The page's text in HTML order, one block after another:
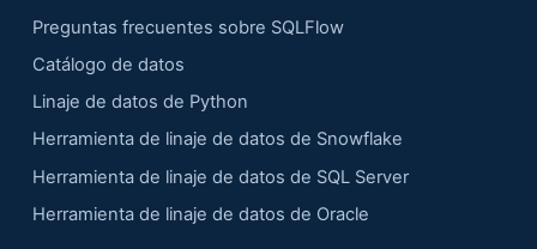
Preguntas frecuentes sobre SQLFlow
Catálogo de datos
Linaje de datos de Python
Herramienta de linaje de datos de Snowflake
Herramienta de linaje de datos de SQL Server
Herramienta de linaje de datos de Oracle